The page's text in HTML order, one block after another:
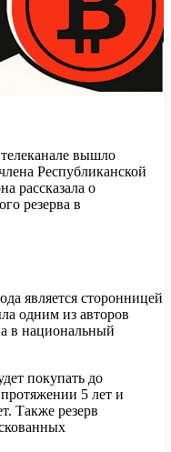
вышло
Республиканской
рассказала о
резерва в
является сторонницей
одним из авторов
в национальный
покупать до
5 лет и
Также резерв